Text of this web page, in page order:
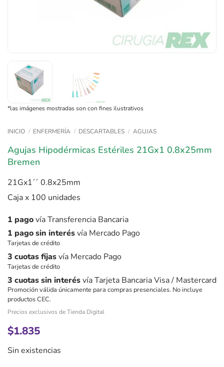
*las imágenes mostradas son con fines ilustrativos
INICIO / ENFERMERÍA / DESCARTABLES / AGUJAS
Agujas Hipodérmicas Estériles 21Gx1 0.8x25mm
Bremen
21Gx1´´ 0.8x25mm
Caja x 100 unidades
1 pagovía Transferencia Bancaria
1 pago sin interésvía Mercado Pago
Tarjetas de crédito
3 cuotas fijasvía Mercado Pago
Tarjetas de crédito
3 cuotas sin interésvía Tarjeta Bancaria Visa / Mastercard
Promoción válida únicamente para compras presenciales. No incluye
productos CEC.
Precios exclusivos de Tienda Digital
$1.835
Sin existencias